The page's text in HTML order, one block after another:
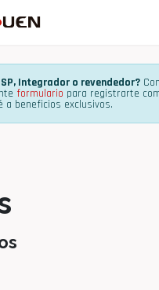
Integrador o revendedor?
formulario para registrarte
a beneficios exclusivos.